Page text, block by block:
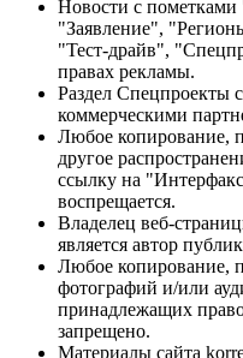
Новости с
"Заявление",
"Тест-драйв",
правах рекламы.
Раздел Спецпроекты
коммерческими
Любое копирование,
другое
ссылку на
воспрещается.
Владелец веб-
является автор
Любое копирование,
фотографий и/или
принадлежащих
запрещено.
Материалы сайта